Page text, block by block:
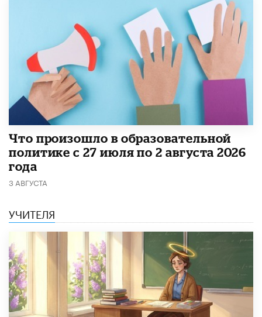
​Что произошло в образовательной
политике с 27 июля по 2 августа 2026
года
3 АВГУСТА
УЧИТЕЛЯ